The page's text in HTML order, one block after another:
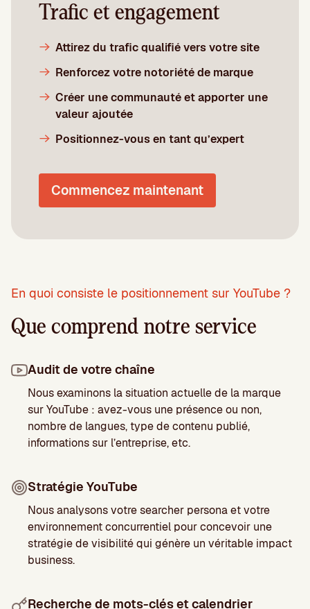
Trafic et engagement
Attirez du trafic qualifié vers votre site
Renforcez votre notoriété de marque
Créer une communauté et apporter une
valeur ajoutée
Positionnez-vous en tant qu’expert
Commencez maintenant
En quoi consiste le positionnement sur YouTube ?
Que comprend notre service
Audit de votre chaîne
Nous examinons la situation actuelle de la marque
sur YouTube : avez-vous une présence ou non,
nombre de langues, type de contenu publié,
informations sur l’entreprise, etc.
Stratégie YouTube
Nous analysons votre searcher persona et votre
environnement concurrentiel pour concevoir une
stratégie de visibilité qui génère un véritable impact
business.
Recherche de mots-clés et calendrier